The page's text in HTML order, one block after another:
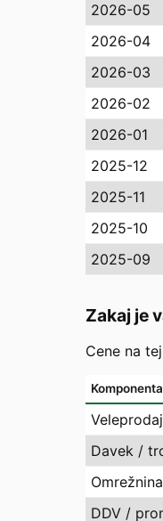
2026-05
2026-04
2026-03
2026-02
2026-01
2025-12
2025-11
2025-10
2025-09
Zakaj je
Cene na
Komponenta
Davek /
Omrežnina
DDV /